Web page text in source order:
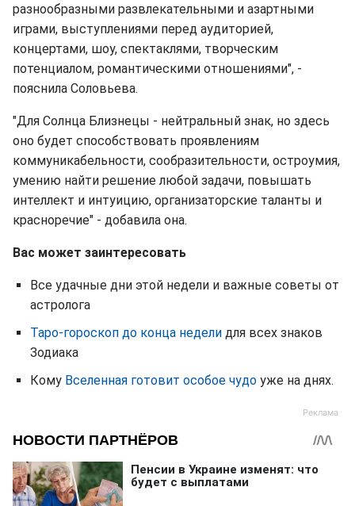
разнообразными развлекательными и азартными
играми, выступлениями перед аудиторией,
концертами, шоу, спектаклями, творческим
потенциалом, романтическими отношениями", -
пояснила Соловьева.
"Для Солнца Близнецы ️- нейтральный знак, но здесь
оно будет способствовать проявлениям
коммуникабельности, сообразительности, остроумия,
умению найти решение любой задачи, повышать
интеллект и интуицию, организаторские таланты и
красноречие" - добавила она.
Вас может заинтересовать
Все удачные дни этой недели и важные советы от
астролога
Таро-гороскоп до конца недели для всех знаков
Зодиака
Кому Вселенная готовит особое чудо уже на днях.